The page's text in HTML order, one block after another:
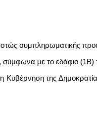
συμπληρωματικής
σύμφωνα με το εδάφιο (1Β)
Κυβέρνηση της